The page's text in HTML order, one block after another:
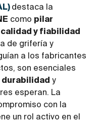
destaca la
como pilar
calidad y fiabilidad
de grifería y
a los fabricantes
son esenciales
durabilidad y
esperan. La
con la
un rol activo en el